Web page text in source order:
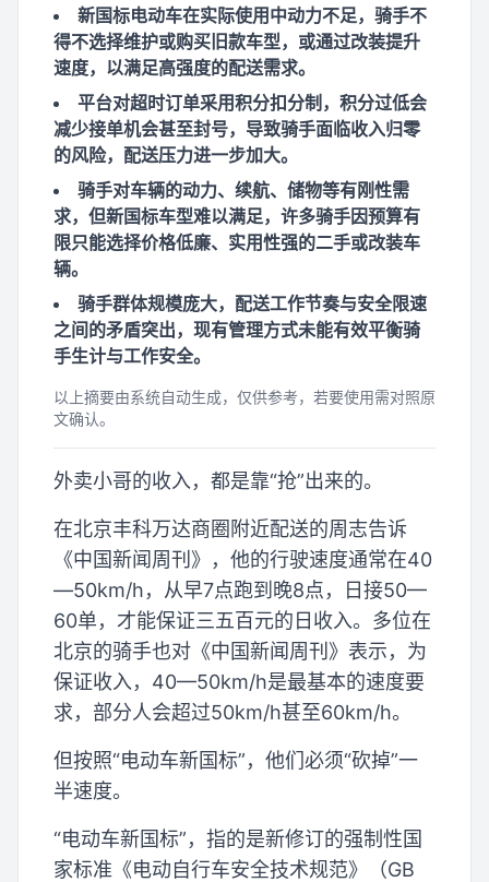
新国标电动车在实际使用中动力不足，骑手不
得不选择维护或购买旧款车型，或通过改装提升
速度，以满足高强度的配送需求。
平台对超时订单采用积分扣分制，积分过低会
减少接单机会甚至封号，导致骑手面临收入归零
的风险，配送压力进一步加大。
骑手对车辆的动力、续航、储物等有刚性需
求，但新国标车型难以满足，许多骑手因预算有
限只能选择价格低廉、实用性强的二手或改装车
辆。
骑手群体规模庞大，配送工作节奏与安全限速
之间的矛盾突出，现有管理方式未能有效平衡骑
手生计与工作安全。
以上摘要由系统自动生成，仅供参考，若要使用需对照原
文确认。
外卖小哥的收入，都是靠“抢”出来的。
在北京丰科万达商圈附近配送的周志告诉
《中国新闻周刊》，他的行驶速度通常在40
—50km/h，从早7点跑到晚8点，日接50—
60单，才能保证三五百元的日收入。多位在
北京的骑手也对《中国新闻周刊》表示，为
保证收入，40—50km/h是最基本的速度要
求，部分人会超过50km/h甚至60km/h。
但按照“电动车新国标”，他们必须“砍掉”一
半速度。
“电动车新国标”，指的是新修订的强制性国
家标准《电动自行车安全技术规范》（GB